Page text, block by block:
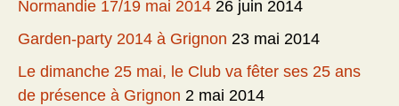
Normandie 17/19 mai 2014 26 juin 2014
Garden-party 2014 à Grignon 23 mai 2014
Le dimanche 25 mai, le Club va fêter ses 25 ans
de présence à Grignon 2 mai 2014